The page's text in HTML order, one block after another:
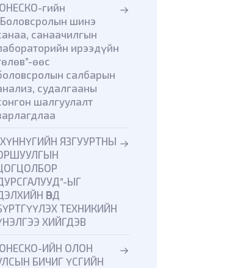
гийн
шинэ
санаачилгын
ирээдүйн
өөс
салбарын
судалгааны
шалгуулалт
ЯЗГУУРТНЫ
ЫГ
ӨВД
ТЕХНИКИЙН
ХИЙГДЭВ
ИЙН ОЛОН
БИЧИГ ҮСГИЙН